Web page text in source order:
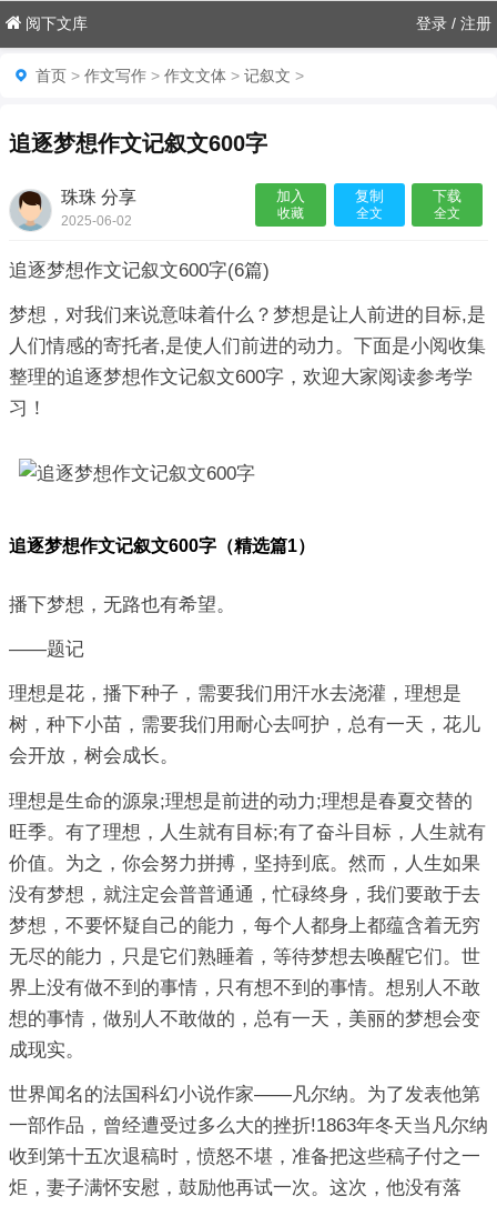
阅下文库 登录 / 注册
首页 > 作文写作 > 作文文体 > 记叙文 >
追逐梦想作文记叙文600字
珠珠 分享
2025-06-02
加入
收藏
复制
全文
下载
全文
追逐梦想作文记叙文600字(6篇)
梦想，对我们来说意味着什么？梦想是让人前进的目标,是
人们情感的寄托者,是使人们前进的动力。下面是小阅收集
整理的追逐梦想作文记叙文600字，欢迎大家阅读参考学
习！
追逐梦想作文记叙文600字（精选篇1）
播下梦想，无路也有希望。
——题记
理想是花，播下种子，需要我们用汗水去浇灌，理想是
树，种下小苗，需要我们用耐心去呵护，总有一天，花儿
会开放，树会成长。
理想是生命的源泉;理想是前进的动力;理想是春夏交替的
旺季。有了理想，人生就有目标;有了奋斗目标，人生就有
价值。为之，你会努力拼搏，坚持到底。然而，人生如果
没有梦想，就注定会普普通通，忙碌终身，我们要敢于去
梦想，不要怀疑自己的能力，每个人都身上都蕴含着无穷
无尽的能力，只是它们熟睡着，等待梦想去唤醒它们。世
界上没有做不到的事情，只有想不到的事情。想别人不敢
想的事情，做别人不敢做的，总有一天，美丽的梦想会变
成现实。
世界闻名的法国科幻小说作家——凡尔纳。为了发表他第
一部作品，曾经遭受过多么大的挫折!1863年冬天当凡尔纳
收到第十五次退稿时，愤怒不堪，准备把这些稿子付之一
炬，妻子满怀安慰，鼓励他再试一次。这次，他没有落